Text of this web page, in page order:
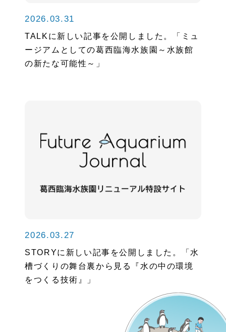
2026.03.31
TALKに新しい記事を公開しました。「ミュ
ージアムとしての葛西臨海水族園～水族館
の新たな可能性～」
2026.03.27
STORYに新しい記事を公開しました。「水
槽づくりの舞台裏から見る『水の中の環境
をつくる技術』」